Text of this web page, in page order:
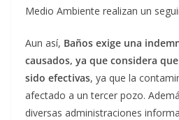
Medio Ambiente realizan un
Aun así, Baños exige una
causados, ya que considera
sido efectivas, ya que la
afectado a un tercer pozo.
diversas administraciones